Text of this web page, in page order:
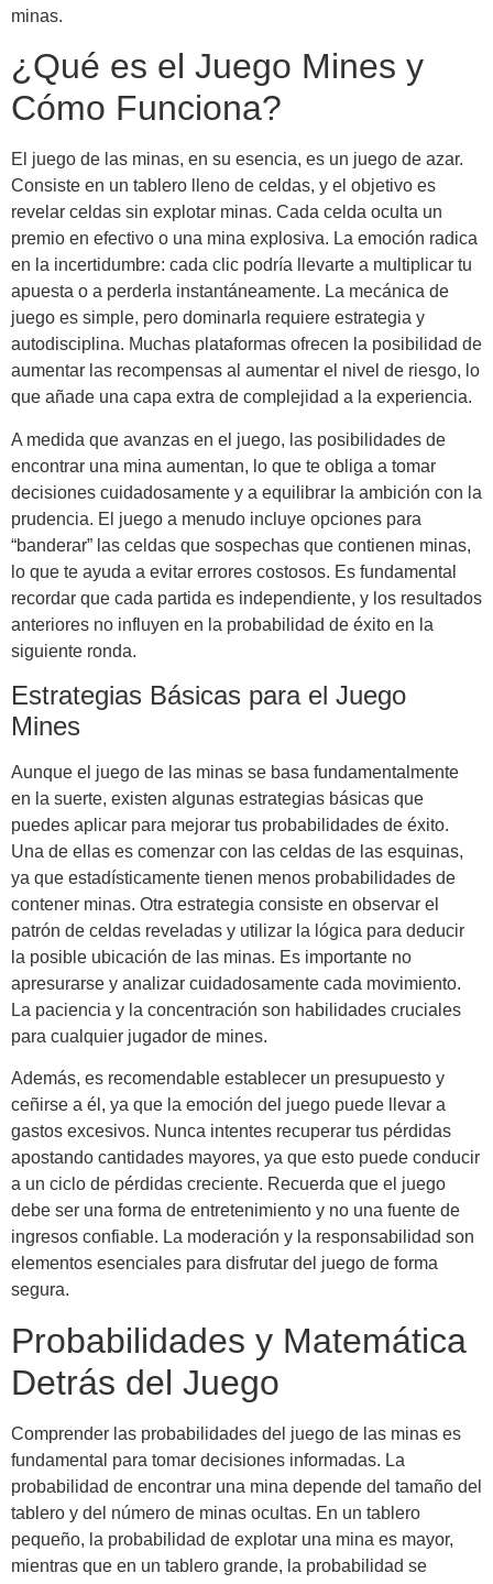
minas.
¿Qué es el Juego Mines y
Cómo Funciona?
El juego de las minas, en su esencia, es un juego de azar.
Consiste en un tablero lleno de celdas, y el objetivo es
revelar celdas sin explotar minas. Cada celda oculta un
premio en efectivo o una mina explosiva. La emoción radica
en la incertidumbre: cada clic podría llevarte a multiplicar tu
apuesta o a perderla instantáneamente. La mecánica de
juego es simple, pero dominarla requiere estrategia y
autodisciplina. Muchas plataformas ofrecen la posibilidad de
aumentar las recompensas al aumentar el nivel de riesgo, lo
que añade una capa extra de complejidad a la experiencia.
A medida que avanzas en el juego, las posibilidades de
encontrar una mina aumentan, lo que te obliga a tomar
decisiones cuidadosamente y a equilibrar la ambición con la
prudencia. El juego a menudo incluye opciones para
“banderar” las celdas que sospechas que contienen minas,
lo que te ayuda a evitar errores costosos. Es fundamental
recordar que cada partida es independiente, y los resultados
anteriores no influyen en la probabilidad de éxito en la
siguiente ronda.
Estrategias Básicas para el Juego
Mines
Aunque el juego de las minas se basa fundamentalmente
en la suerte, existen algunas estrategias básicas que
puedes aplicar para mejorar tus probabilidades de éxito.
Una de ellas es comenzar con las celdas de las esquinas,
ya que estadísticamente tienen menos probabilidades de
contener minas. Otra estrategia consiste en observar el
patrón de celdas reveladas y utilizar la lógica para deducir
la posible ubicación de las minas. Es importante no
apresurarse y analizar cuidadosamente cada movimiento.
La paciencia y la concentración son habilidades cruciales
para cualquier jugador de mines.
Además, es recomendable establecer un presupuesto y
ceñirse a él, ya que la emoción del juego puede llevar a
gastos excesivos. Nunca intentes recuperar tus pérdidas
apostando cantidades mayores, ya que esto puede conducir
a un ciclo de pérdidas creciente. Recuerda que el juego
debe ser una forma de entretenimiento y no una fuente de
ingresos confiable. La moderación y la responsabilidad son
elementos esenciales para disfrutar del juego de forma
segura.
Probabilidades y Matemática
Detrás del Juego
Comprender las probabilidades del juego de las minas es
fundamental para tomar decisiones informadas. La
probabilidad de encontrar una mina depende del tamaño del
tablero y del número de minas ocultas. En un tablero
pequeño, la probabilidad de explotar una mina es mayor,
mientras que en un tablero grande, la probabilidad se